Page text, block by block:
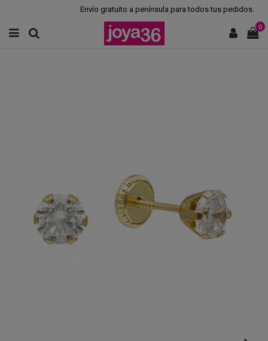
Envío gratuito a península para todos tus pedidos.
0